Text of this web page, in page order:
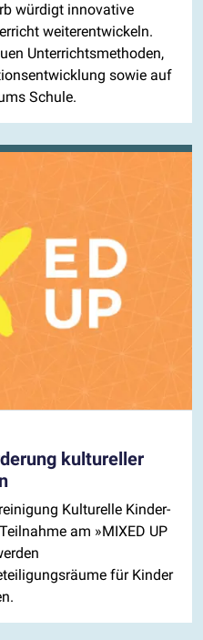
würdigt innovative
weiterentwickeln.
Unterrichtsmethoden,
sowie auf
Schule.
kultureller
Kulturelle Kinder-
am »MIXED UP
für Kinder